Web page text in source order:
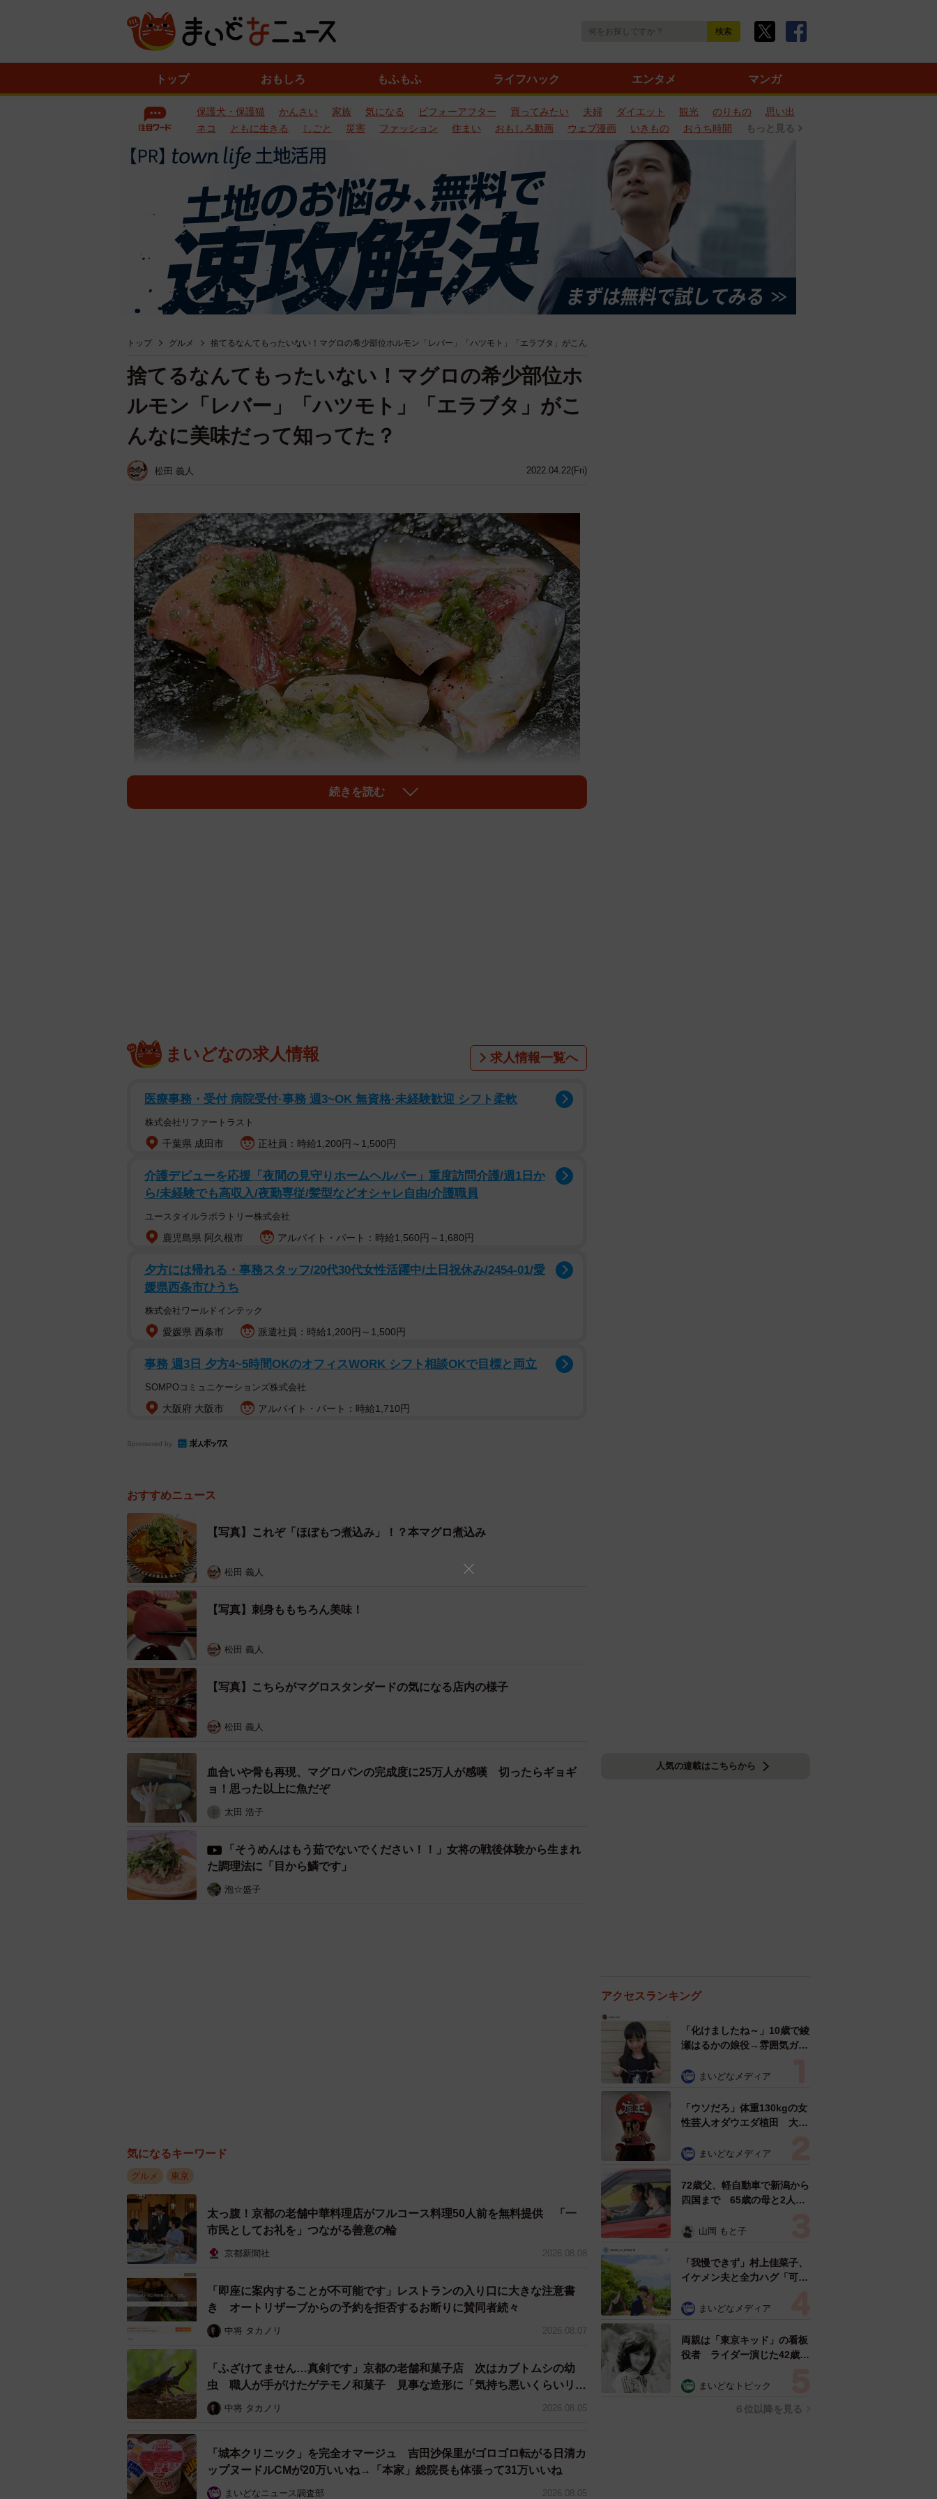
トップ おもしろ もふもふ ライフハック エンタメ マンガ
保護犬・保護猫 かんさい 家族 気になる ビフォーアフター 買ってみたい 夫婦 ダイエット 観光 のりもの
思い出
ネコ
ともに生きる しごと 災害 ファッション 住まい おもしろ動画 ウェブ漫画 いきもの おうち時間 もっと見る
トップ グルメ 捨てるなんてもったいない！マグロの希少部位ホルモン「レバー」「ハツモト」「エラブタ」がこん
2022.04.22(Fri)
捨てるなんてもったいない！マグロの希少部位ホ
ルモン「レバー」「ハツモト」「エラブタ」がこ
んなに美味だって知ってた？
松田 義人
良いものは美味しく食べることができるという説を聞きました。でも、そんな部位これまで
口にしたことはおろか、目にしたことも聞いたこともなく、どこか半信半疑に思っていまし
そんな中、東京・門前仲町に今年3月オープンしたマグロ料理専門店「マグロスタンダー
ド」では、マグロのメジャー部位に加えて、こういったマグロのホルモンも提供すると聞き
今年3月の開店以来、連日予約で埋まるほどの人気店となった、東京・門前仲町の「マグロスタンダード」
マグロのホルモンとは、果たしてどんな味がするのでしょうか。このお店に行き、いただく
ことにしました。
「脳天」「頰肉」の刺身の味にビックリ
3月にオープンしたばかりでありながら、連日予約で埋まるほどの人気を博している「マグ
鮮度抜群、味抜群のあらゆるマグロの部位を格安で提供している点。刺身はもちろん、マグ
ロを焼肉に見立てて自分で焼いていただくメニュー、煮込みなどもあります。
様々なマグロの部位を焼肉に見立てて楽しむ「マグロ焼き」（税込480円〜）
4/11
続きを読む
まいどなの求人情報 求人情報一覧へ
医療事務・受付 病院受付·事務 週3~OK 無資格·未経験歓迎 シフト柔軟
株式会社リファートラスト
千葉県 成田市 正社員：時給1,200円～1,500円
介護デビューを応援「夜間の見守りホームヘルパー」重度訪問介護/週1日か
ら/未経験でも高収入/夜勤専従/髪型などオシャレ自由/介護職員
ユースタイルラボラトリー株式会社
鹿児島県 阿久根市 アルバイト・パート：時給1,560円～1,680円
夕方には帰れる・事務スタッフ/20代30代女性活躍中/土日祝休み/2454-01/愛
媛県西条市ひうち
株式会社ワールドインテック
愛媛県 西条市 派遣社員：時給1,200円～1,500円
事務 週3日 夕方4~5時間OKのオフィスWORK シフト相談OKで目標と両立
SOMPOコミュニケーションズ株式会社
大阪府 大阪市 アルバイト・パート：時給1,710円
Sponsored by
おすすめニュース
【写真】これぞ「ほぼもつ煮込み」！？本マグロ煮込み
松田 義人
【写真】刺身ももちろん美味！
松田 義人
【写真】こちらがマグロスタンダードの気になる店内の様子
松田 義人
血合いや骨も再現、マグロパンの完成度に25万人が感嘆 切ったらギョギ
ョ！思った以上に魚だぞ
太田 浩子
「そうめんはもう茹でないでください！！」女将の戦後体験から生まれ
た調理法に「目から鱗です」
泡☆盛子
気になるキーワード
グルメ 東京
太っ腹！京都の老舗中華料理店がフルコース料理50人前を無料提供 「一
市民としてお礼を」つながる善意の輪
京都新聞社 2026.08.08
「即座に案内することが不可能です」レストランの入り口に大きな注意書
き オートリザーブからの予約を拒否するお断りに賛同者続々
中将 タカノリ 2026.08.07
「ふざけてません…真剣です」京都の老舗和菓子店 次はカブトムシの幼
虫 職人が手がけたゲテモノ和菓子 見事な造形に「気持ち悪いくらいリア
ル」
中将 タカノリ 2026.08.05
「城本クリニック」を完全オマージュ 吉田沙保里がゴロゴロ転がる日清カ
ップヌードルCMが20万いいね→「本家」総院長も体張って31万いいね
まいどなニュース調査部 2026.08.05
人気の連載はこちらから
アクセスランキング
「化けましたね～」10歳で綾
瀬はるかの娘役→雰囲気ガラ
雰囲気が」「宝塚に入れそ
まいどなメディア
「ウソだろ」体重130kgの女
性芸人オダウエダ植田 大学
で」 まいどなメディア
72歳父、軽自動車で新潟から
四国まで 65歳の母と2人で
憩まで分刻み… 「大学生で
山岡 もと子
「我慢できず」村上佳菜子、
イケメン夫と全力ハグ「可愛
まいどなメディア
両親は「東京キッド」の看板
役者 ライダー演じた42歳元
ングフォト」計画を明言
まいどなトピック
６位以降を見る